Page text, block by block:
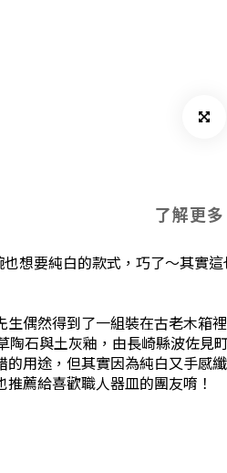
了解更多
想要純白的款式，巧了～其實
偶然得到了一組裝在古老木
石與土灰釉，由長崎縣波佐
用途，但其實因為純白又手
薦給喜歡職人器皿的團友唷！